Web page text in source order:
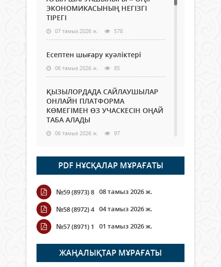
ЭКОНОМИКАСЫНЫҢ НЕГІЗГІ
ТІРЕГІ
07 тамыз 2026 ж. 578
Есептен шығару куәліктері
06 тамыз 2026 ж. 85
ҚЫЗЫЛОРДАДА САЙЛАУШЫЛАР
ОНЛАЙН ПЛАТФОРМА
КӨМЕГІМЕН ӨЗ УЧАСКЕСІН ОҢАЙ
ТАБА АЛАДЫ
06 тамыз 2026 ж. 97
Open Air: Қызылорда облысы
полиция департаменті 20
мыңнан астам көрерменнің
қауіпсіздігін қамтамасыз етті
06 тамыз 2026 ж.
Wi-Fi ҚАБЫРҒА АРҚЫЛЫ ҚАЛАЙ
ӨТЕДІ?
06 тамыз 2026 ж. 276
PDF НҰСҚАЛАР МҰРАҒАТЫ
№59 (8973) 8 08 тамыз 2026 ж.
№58 (8972) 4 04 тамыз 2026 ж.
№57 (8971) 1
01 тамыз 2026 ж.
ЖАҢАЛЫҚТАР МҰРАҒАТЫ